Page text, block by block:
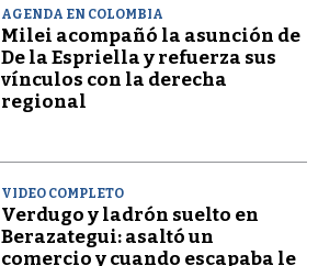
AGENDA EN COLOMBIA
Milei acompañó la asunción de
De la Espriella y refuerza sus
vínculos con la derecha
regional
VIDEO COMPLETO
Verdugo y ladrón suelto en
Berazategui: asaltó un
comercio y cuando escapaba le